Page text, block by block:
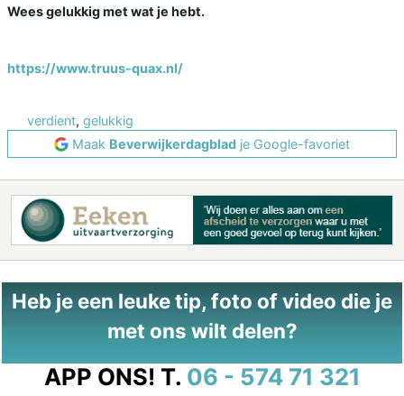
Wees gelukkig met wat je hebt.
https://www.truus-quax.nl/
verdient, gelukkig
Maak Beverwijkerdagblad je Google-favoriet
Heb je een leuke tip, foto of video die je
met ons wilt delen?
APP ONS! T. 06 - 574 71 321